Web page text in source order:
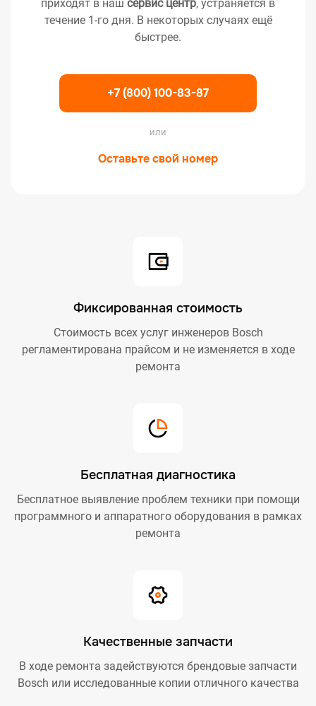
приходят в наш сервис центр, устраняется в
течение 1-го дня. В некоторых случаях ещё
быстрее.
+7 (800) 100-83-87
или
Оставьте свой номер
Фиксированная стоимость
Стоимость всех услуг инженеров Bosch
регламентирована прайсом и не изменяется в ходе
ремонта
Бесплатная диагностика
Бесплатное выявление проблем техники при помощи
программного и аппаратного оборудования в рамках
ремонта
Качественные запчасти
В ходе ремонта задействуются брендовые запчасти
Bosch или исследованные копии отличного качества